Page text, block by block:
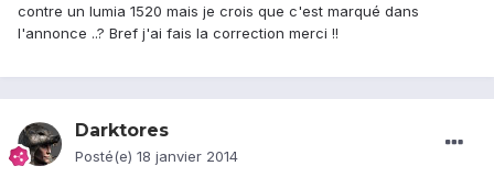
contre un lumia 1520 mais je crois que c'est marqué dans
l'annonce ..? Bref j'ai fais la correction merci !!
Darktores
Posté(e) 18 janvier 2014